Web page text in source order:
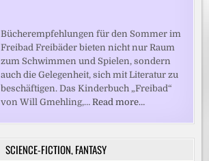
Bücherempfehlungen für den Sommer im
Freibad Freibäder bieten nicht nur Raum
zum Schwimmen und Spielen, sondern
auch die Gelegenheit, sich mit Literatur zu
beschäftigen. Das Kinderbuch „Freibad“
von Will Gmehling,…Read more…
SCIENCE-FICTION, FANTASY